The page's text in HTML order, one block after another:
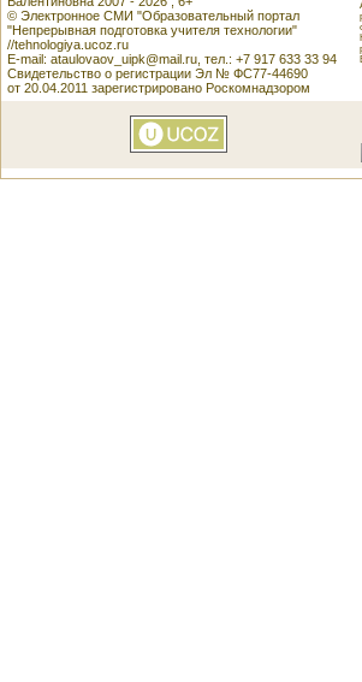
© Электронное СМИ "Образовательный портал
"Непрерывная подготовка учителя технологии"
//tehnologiya.ucoz.ru
E-mail: ataulovaov_uipk@mail.ru, тел.: +7 917 633 33 94
Свидетельство о регистрации Эл № ФС77-44690
от 20.04.2011 зарегистрировано Роскомнадзором